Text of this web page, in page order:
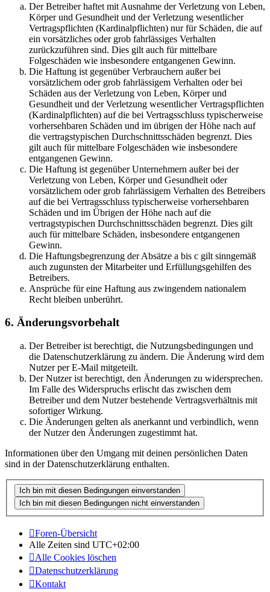
Der Betreiber haftet mit Ausnahme der Verletzung von Leben,
Körper und Gesundheit und der Verletzung wesentlicher
Vertragspflichten (Kardinalpflichten) nur für Schäden, die auf
ein vorsätzliches oder grob fahrlässiges Verhalten
zurückzuführen sind. Dies gilt auch für mittelbare
Folgeschäden wie insbesondere entgangenen Gewinn.
Die Haftung ist gegenüber Verbrauchern außer bei
vorsätzlichem oder grob fahrlässigem Verhalten oder bei
Schäden aus der Verletzung von Leben, Körper und
Gesundheit und der Verletzung wesentlicher Vertragspflichten
(Kardinalpflichten) auf die bei Vertragsschluss typischerweise
vorhersehbaren Schäden und im übrigen der Höhe nach auf
die vertragstypischen Durchschnittsschäden begrenzt. Dies
gilt auch für mittelbare Folgeschäden wie insbesondere
entgangenen Gewinn.
Die Haftung ist gegenüber Unternehmern außer bei der
Verletzung von Leben, Körper und Gesundheit oder
vorsätzlichem oder grob fahrlässigem Verhalten des Betreibers
auf die bei Vertragsschluss typischerweise vorhersehbaren
Schäden und im Übrigen der Höhe nach auf die
vertragstypischen Durchschnittsschäden begrenzt. Dies gilt
auch für mittelbare Schäden, insbesondere entgangenen
Gewinn.
Die Haftungsbegrenzung der Absätze a bis c gilt sinngemäß
auch zugunsten der Mitarbeiter und Erfüllungsgehilfen des
Betreibers.
Ansprüche für eine Haftung aus zwingendem nationalem
Recht bleiben unberührt.
6. Änderungsvorbehalt
Der Betreiber ist berechtigt, die Nutzungsbedingungen und
die Datenschutzerklärung zu ändern. Die Änderung wird dem
Nutzer per E-Mail mitgeteilt.
Der Nutzer ist berechtigt, den Änderungen zu widersprechen.
Im Falle des Widerspruchs erlischt das zwischen dem
Betreiber und dem Nutzer bestehende Vertragsverhältnis mit
sofortiger Wirkung.
Die Änderungen gelten als anerkannt und verbindlich, wenn
der Nutzer den Änderungen zugestimmt hat.
Informationen über den Umgang mit deinen persönlichen Daten
sind in der Datenschutzerklärung enthalten.
Foren-Übersicht
Alle Zeiten sind UTC+02:00
Alle Cookies löschen
Datenschutzerklärung
Kontakt